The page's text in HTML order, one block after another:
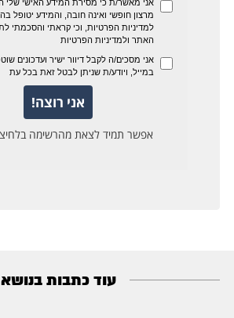
עוד כתבות בנושא